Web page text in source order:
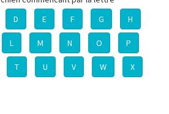
D E F G H
L M N O P
T U V W X